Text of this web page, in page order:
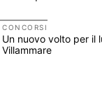
CONCORSI
Un nuovo volto per il
Villammare